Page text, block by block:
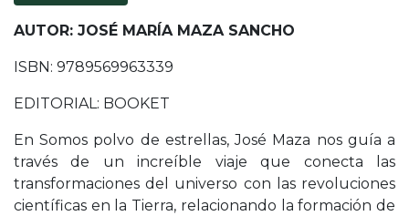
AUTOR: JOSÉ MARÍA MAZA SANCHO
ISBN: 9789569963339
EDITORIAL: BOOKET
En Somos polvo de estrellas, José Maza nos guía a
través de un increíble viaje que conecta las
transformaciones del universo con las revoluciones
científicas en la Tierra, relacionando la formación de